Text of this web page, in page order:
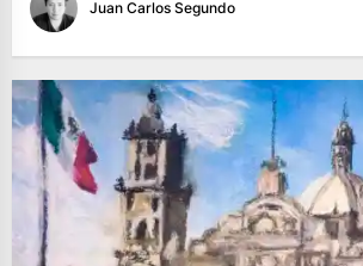
Juan Carlos Segundo